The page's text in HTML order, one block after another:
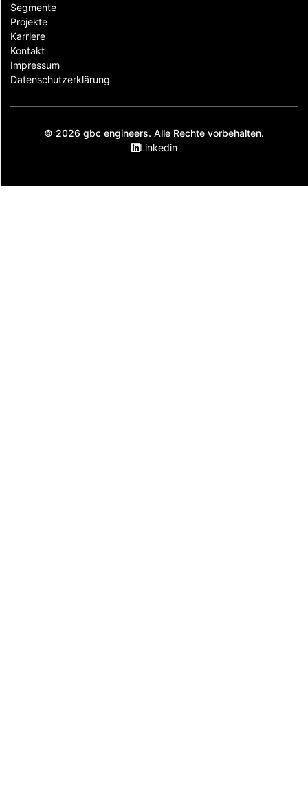
Segmente
Projekte
Karriere
Kontakt
Impressum
Datenschutzerklärung
© 2026 gbc engineers. Alle Rechte vorbehalten.
Linkedin